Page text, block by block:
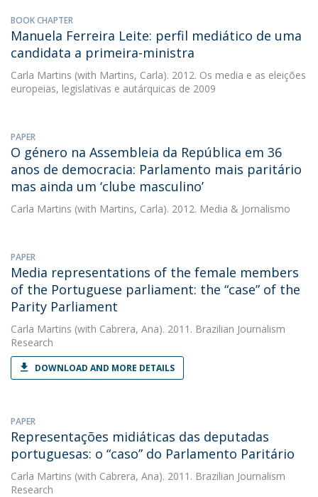
BOOK CHAPTER
Manuela Ferreira Leite: perfil mediático de uma
candidata a primeira-ministra
Carla Martins (with Martins, Carla). 2012. Os media e as eleições
europeias, legislativas e autárquicas de 2009
PAPER
O género na Assembleia da República em 36
anos de democracia: Parlamento mais paritário
mas ainda um ‘clube masculino’
Carla Martins (with Martins, Carla). 2012. Media & Jornalismo
PAPER
Media representations of the female members
of the Portuguese parliament: the “case” of the
Parity Parliament
Carla Martins (with Cabrera, Ana). 2011. Brazilian Journalism
Research
DOWNLOAD AND MORE DETAILS
PAPER
Representações midiáticas das deputadas
portuguesas: o “caso” do Parlamento Paritário
Carla Martins (with Cabrera, Ana). 2011. Brazilian Journalism
Research